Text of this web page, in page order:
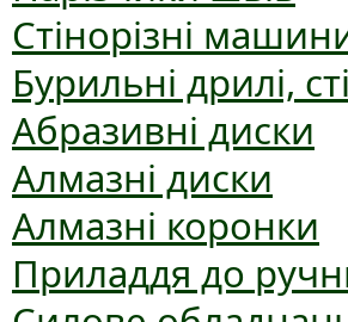
Стінорізні
Бурильні дрилі,
Абразивні диски
Алмазні диски
Алмазні коронки
Приладдя до